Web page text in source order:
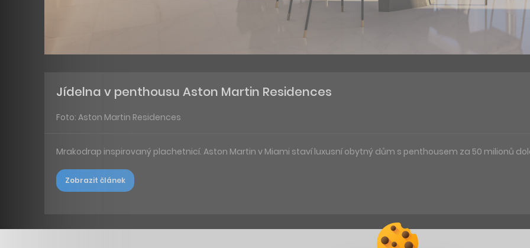
Jídelna v penthousu Aston Martin Residences
Foto: Aston Martin Residences
Mrakodrap inspirovaný plachetnicí. Aston Martin v Miami staví luxusní obytný dům s penthousem za 50 milionů
Zobrazit článek